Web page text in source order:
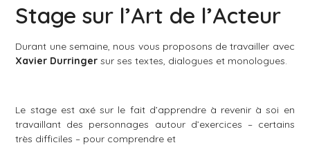
Stage sur l’Art de l’Acteur
Durant une semaine, nous vous proposons de travailler avec
Xavier Durringersur ses textes, dialogues et monologues.
Le stage est axé sur le fait d’apprendre à revenir à soi en
travaillant des personnages autour d’exercices – certains
très difficiles – pour comprendre et